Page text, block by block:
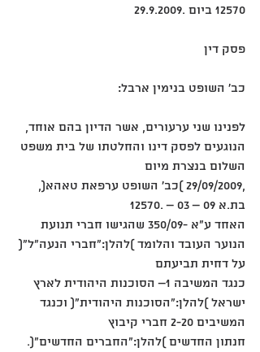
12570 ביום .29.9.2009
פסק דין
כב' השופט בנימין ארבל:
לפנינו שני ערעורים, אשר הדיון בהם אוחד,
הנוגעים לפסק דינו והחלטתו של בית משפט
השלום בנצרת מיום
,29/09/2009 )כב' השופט ערפאת טאהא(,
בת.א 09 – 03 – .12570
האחד ע"א -350/09 שהגישו חברי תנועת
הנוער העובד והלומד )להלן:"חברי הנעה"ל"(
על דחית תביעתם
כנגד המשיבה 1– הסוכנות היהודית לארץ
ישראל )להלן:"הסוכנות היהודית"( וכנגד
המשיבים 2-20 חברי קיבוץ
חנתון החדשים )להלן:"החברים החדשים"(.